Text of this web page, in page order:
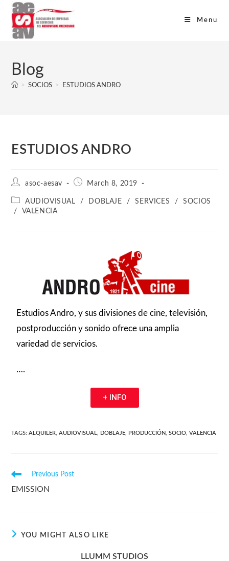
Menu
Blog
> SOCIOS > ESTUDIOS ANDRO
ESTUDIOS ANDRO
asoc-aesav March 8, 2019
AUDIOVISUAL / DOBLAJE / SERVICES /
SOCIOS
/
VALENCIA
Estudios Andro, y sus divisiones de cine, televisión,
postproducción y sonido ofrece una amplia
variedad de servicios.
….
+ INFO
TAGS:ALQUILER AUDIOVISUAL DOBLAJE PRODUCCIÓN SOCIO VALENCIA
Previous Post
EMISSION
YOU MIGHT ALSO LIKE
LLUMM STUDIOS